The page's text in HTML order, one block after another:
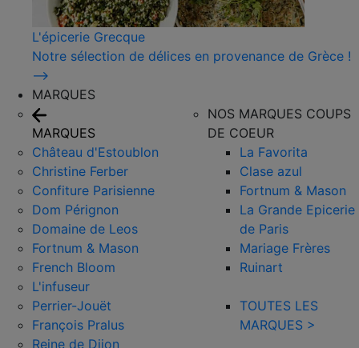
L'épicerie Grecque
Notre sélection de délices en provenance de Grèce !
⟶
MARQUES
MARQUES
Château d'Estoublon
Christine Ferber
Confiture Parisienne
Dom Pérignon
Domaine de Leos
Fortnum & Mason
French Bloom
L'infuseur
Perrier-Jouët
François Pralus
Reine de Dijon
NOS MARQUES COUPS
DE COEUR
La Favorita
Clase azul
Fortnum & Mason
La Grande Epicerie
de Paris
Mariage Frères
Ruinart
TOUTES LES
MARQUES >